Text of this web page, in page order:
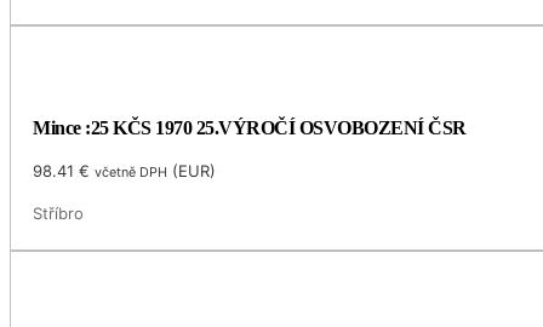
Mince :25 KČS 1970 25.VÝROČÍ OSVOBOZENÍ ČSR
98.41€ včetně DPH (EUR)
Stříbro